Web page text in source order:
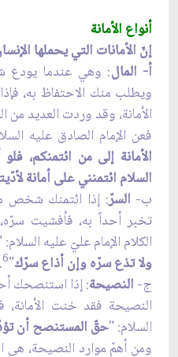
أنواع الأمانة
إنّ الأمانات التي يحملها
أ- المال: وهي عندما يودع
ويطلب منك الاحتفاظ به،
الأمانة، وقد وردت العديد من
فعن الإمام الصادق عليه
الأمانة إلى من ائتمنكم،
السلام ائتمنني على أمانة
ب- السرّ: إذا ائتمنك شخص
تخبر أحداً به، فأفشيت
الكلام الإمام عليّ عليه
ولا تذع سرّه وإن أذاع سرّك"
6
.
ج- النصيحة: إذا استنصحك
النصيحة فقد خنت الأمانة،
السلام: "حقّ المستنصح أن
ومن أهمّ موارد النصيحة، هي